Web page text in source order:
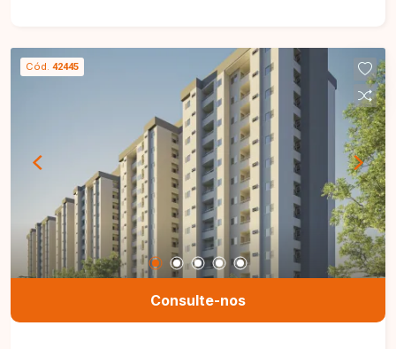
Cód. 42445
Consulte-nos